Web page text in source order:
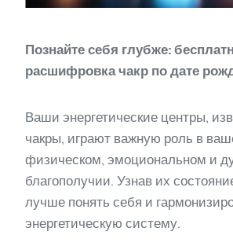
Познайте себя глубже:
расшифровка чакр по дате
Ваши энергетические центры,
чакры, играют важную роль в
физическом, эмоциональном и
благополучии. Узнав их
лучше понять себя и
энергетическую систему.